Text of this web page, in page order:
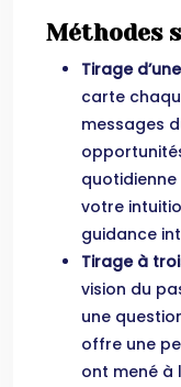
Méthodes
Tirage
carte
messages
votre
guidance
Tirage à
vision du
une
offre une
ont mené à